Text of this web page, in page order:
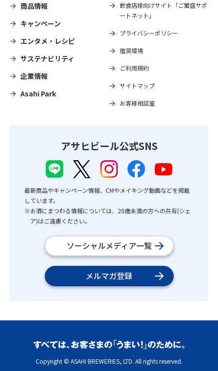
商品情報
キャンペーン
エンタメ・レシピ
サステナビリティ
企業情報
Asahi Park
飲食店様向けサイト「ご繁盛サポ
ートネット」
プライバシーポリシー
推奨環境
ご利用規約
サイトマップ
お客様相談室
アサヒビール公式SNS
最新商品やキャンペーン情報、CMやメイキング動画などを掲載
しています。
※お酒にまつわる情報については、20歳未満の方への共有(シェ
ア)はご遠慮ください。
ソーシャルメディア一覧
メルマガ登録
Copyright © ASAHI BREWERIES, LTD. All rights reserved.